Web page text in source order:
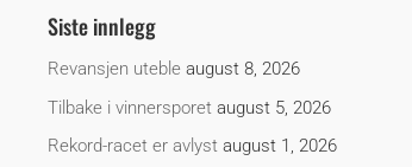
Siste innlegg
Revansjen uteble august 8, 2026
Tilbake i vinnersporet august 5, 2026
Rekord-racet er avlyst august 1, 2026